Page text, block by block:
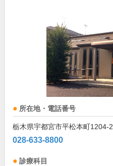
所在地・電話番号
栃木県宇都宮市平松本町1204-2
028-633-8800
診療科目